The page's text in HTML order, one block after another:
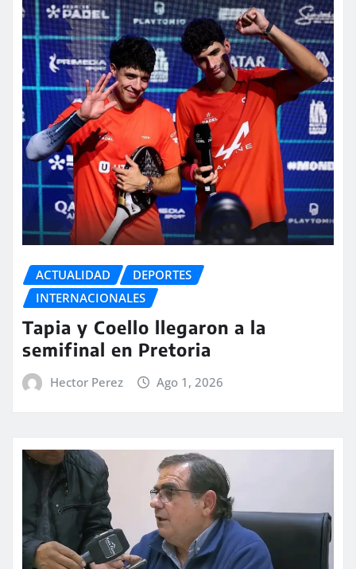
ACTUALIDAD
DEPORTES
INTERNACIONALES
Tapia y Coello llegaron a la
semifinal en Pretoria
Hector Perez Ago 1, 2026